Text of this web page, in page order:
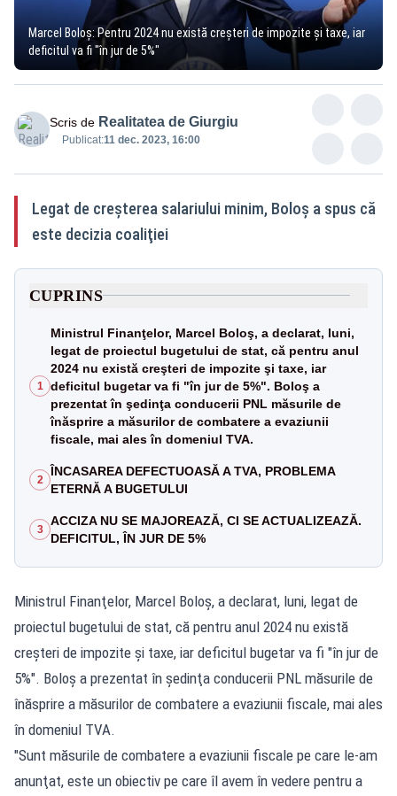
Marcel Boloş: Pentru 2024 nu există creşteri de impozite şi taxe, iar
deficitul va fi "în jur de 5%"
Scris de Realitatea de Giurgiu
Publicat:11 dec. 2023, 16:00
Legat de creşterea salariului minim, Boloş a spus că
este decizia coaliţiei
CUPRINS
1
Ministrul Finanţelor, Marcel Boloş, a declarat, luni,
legat de proiectul bugetului de stat, că pentru anul
2024 nu există creşteri de impozite şi taxe, iar
deficitul bugetar va fi "în jur de 5%". Boloş a
prezentat în şedinţa conducerii PNL măsurile de
înăsprire a măsurilor de combatere a evaziunii
fiscale, mai ales în domeniul TVA.
2
ÎNCASAREA DEFECTUOASĂ A TVA, PROBLEMA
ETERNĂ A BUGETULUI
3
ACCIZA NU SE MAJOREAZĂ, CI SE ACTUALIZEAZĂ.
DEFICITUL, ÎN JUR DE 5%
Ministrul Finanţelor, Marcel Boloş, a declarat, luni, legat de
proiectul bugetului de stat, că pentru anul 2024 nu există
creşteri de impozite şi taxe, iar deficitul bugetar va fi "în jur de
5%". Boloş a prezentat în şedinţa conducerii PNL măsurile de
înăsprire a măsurilor de combatere a evaziunii fiscale, mai ales
în domeniul TVA.
"Sunt măsurile de combatere a evaziunii fiscale pe care le-am
anunţat, este un obiectiv pe care îl avem în vedere pentru a